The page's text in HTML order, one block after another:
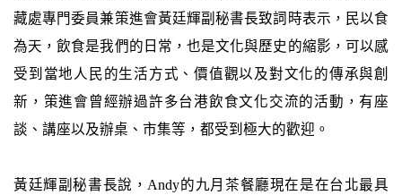
藏處專門委員兼策進會黃廷輝副秘書長致詞時表示，民以食
為天，飲食是我們的日常，也是文化與歷史的縮影，可以感
受到當地人民的生活方式、價值觀以及對文化的傳承與創
新，策進會曾經辦過許多台港飲食文化交流的活動，有座
談、講座以及辦桌、市集等，都受到極大的歡迎。
黃廷輝副秘書長說，Andy的九月茶餐廳現在是在台北最具